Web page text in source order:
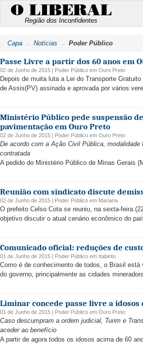
O LIBERAL
Região dos Inconfidentes
Capa Notícias Poder Público
Passe Livre a partir dos 60 anos em
02 de Junho de 2015 | Poder Público em Ouro Preto
Depois de muita luta a Lei do Transporte
de Assis(PV) assinada e aprovada por vários
Ministério Público pede suspensão
pavimentação em Ouro Preto
02 de Junho de 2015 | Poder Público em Ouro Preto
De acordo com a Ação Civil Pública,
contratada
A pedido do Ministério Público de Minas Gerais
Reunião com sindicato discute
02 de Junho de 2015 | Poder Público em Mariana
O prefeito Celso Cota se reuniu, na sexta-feira
objetivo discutir o atual cenário econômico do
Comunicado oficial: reduções de
01 de Junho de 2015 | Poder Público em Itabirito
Como é de conhecimento de todos, o Brasil
do governo, principalmente as cidades
Liminar concede passe livre a idosos
01 de Junho de 2015 | Poder Público em Ouro Preto
Caso descumpram a ordem judicial, Turim e
aceder ao benefício
A partir de agora todos os idosos acima de 60